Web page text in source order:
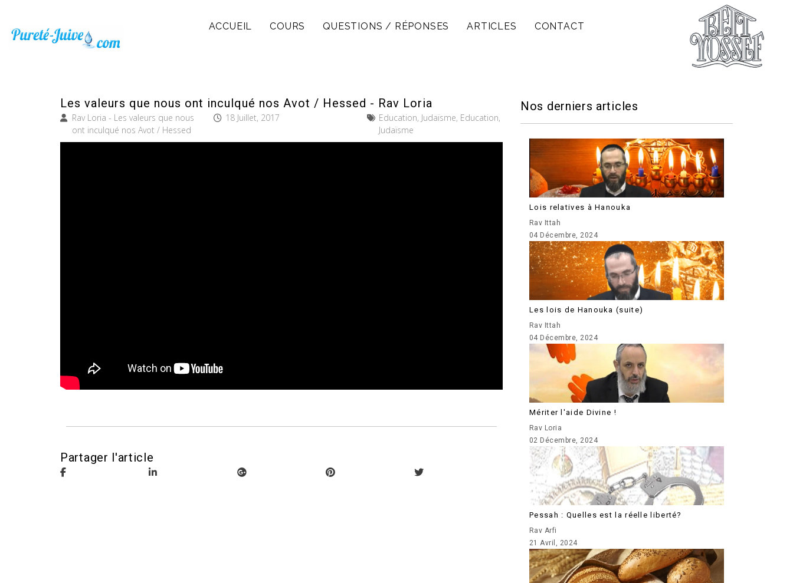
ACCUEIL COURS QUESTIONS / RÉPONSES ARTICLES CONTACT
Les valeurs que nous ont inculqué nos Avot / Hessed - Rav Loria
Rav Loria - Les valeurs que nous
ont inculqué nos Avot / Hessed
18 Juillet, 2017
Education, Judaïsme, Education,
Judaïsme
Partager l'article
Nos derniers articles
Lois relatives à Hanouka
Rav Ittah
04 Décembre, 2024
Les lois de Hanouka (suite)
Rav Ittah
04 Décembre, 2024
Mériter l'aide Divine !
Rav Loria
02 Décembre, 2024
Pessah : Quelles est la réelle liberté?
Rav Arfi
21 Avril, 2024